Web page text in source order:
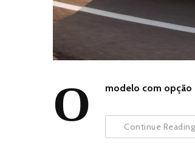
O modelo com opção
Continue Reading